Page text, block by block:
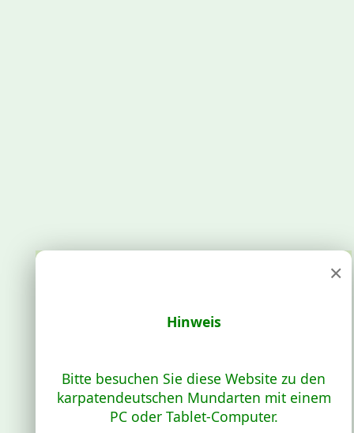
×
Hinweis
Bitte besuchen Sie diese Website zu den
karpatendeutschen Mundarten mit einem
PC oder Tablet-Computer.